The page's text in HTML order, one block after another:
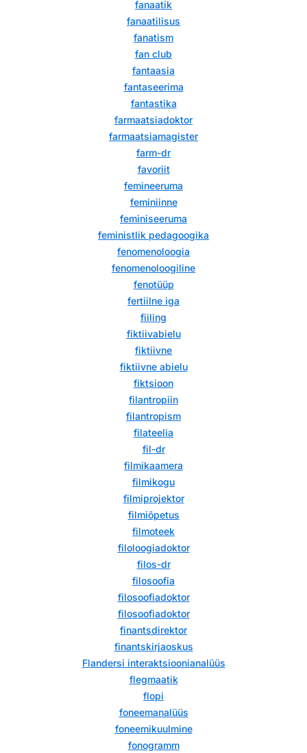
fanaatik
fanaatilisus
fanatism
fan club
fantaasia
fantaseerima
fantastika
farmaatsiadoktor
farmaatsiamagister
farm-dr
favoriit
femineeruma
feminiinne
feminiseeruma
feministlik pedagoogika
fenomenoloogia
fenomenoloogiline
fenotüüp
fertiilne iga
fiiling
fiktiivabielu
fiktiivne
fiktiivne abielu
fiktsioon
filantropiin
filantropism
filateelia
fil-dr
filmikaamera
filmikogu
filmiprojektor
filmiõpetus
filmoteek
filoloogiadoktor
filos-dr
filosoofia
filosoofiadoktor
filosoofiadoktor
finantsdirektor
finantskirjaoskus
Flandersi interaktsioonianalüüs
flegmaatik
flopi
foneemanalüüs
foneemikuulmine
fonogramm